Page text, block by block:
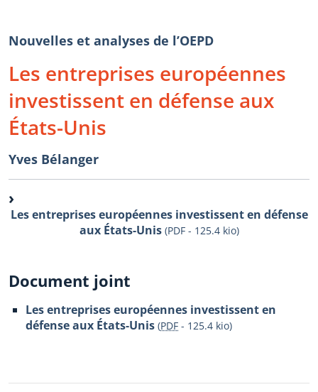
Nouvelles et analyses de l’OEPD
Les entreprises européennes
investissent en défense aux
États-Unis
Yves Bélanger
Les entreprises européennes investissent en défense
aux États-Unis (PDF - 125.4 kio)
Document joint
Les entreprises européennes investissent en
défense aux États-Unis (PDF - 125.4 kio)